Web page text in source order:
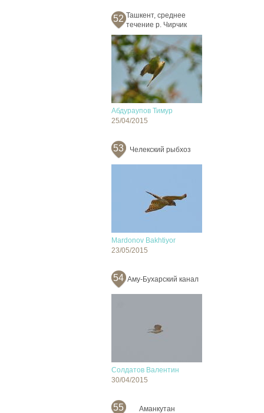
52 Ташкент, среднее
течение р. Чирчик
Абдураупов Тимур
25/04/2015
53 Челекский рыбхоз
Mardonov Bakhtiyor
23/05/2015
54 Аму-Бухарский канал
Солдатов Валентин
30/04/2015
55 Аманкутан